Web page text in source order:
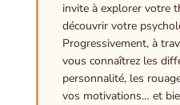
invite à explorer votre
découvrir votre
Progressivement, à
vous connaîtrez les
personnalité, les
vos motivations… et